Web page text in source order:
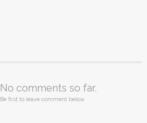
No comments so far.
Be first to leave comment below.